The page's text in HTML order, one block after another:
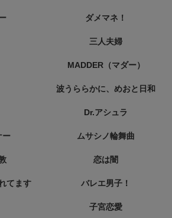
ダメマネ！
三人夫婦
MADDER（マダー）
波うららかに、めおと日和
Dr.アシュラ
ー ムサシノ輪舞曲
恋は闇
てます バレエ男子！
子宮恋愛